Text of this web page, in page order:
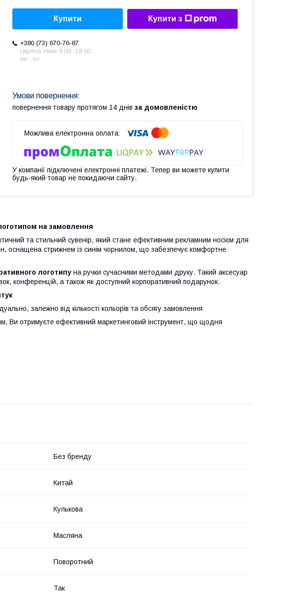
Купити Купити з
+380 (73) 670-76-87
гаряча лінія 9.00 -18.00
пн - пт
повернення товару протягом 14 днів за домовленістю
У компанії підключені електронні платежі. Тепер ви можете купити
будь-який товар не покидаючи сайту.
на замовлення
та стильний сувенір, який стане ефективним рекламним носієм для
оснащена стрижнем із синім чорнилом, що забезпечує комфортне
логотипу на ручки сучасними методами друку. Такий аксесуар
конференцій, а також як доступний корпоративний подарунок.
залежно від кількості кольорів та обсягу замовлення
Ви отримуєте ефективний маркетинговий інструмент, що щодня
Без бренду
Китай
Кулькова
Масляна
Поворотний
Так